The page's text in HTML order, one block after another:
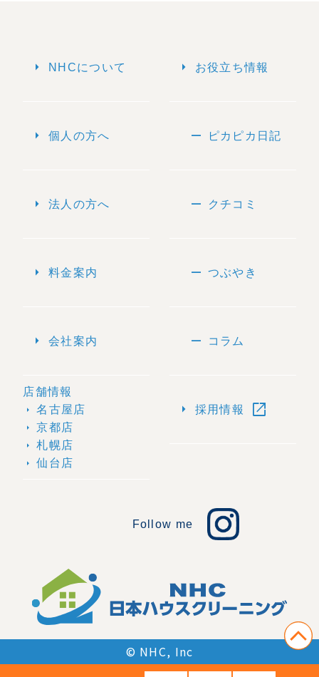
arrow_right NHCについて
arrow_right 個人の方へ
arrow_right 法人の方へ
arrow_right 料金案内
arrow_right 会社案内
店舗情報
arrow_right 名古屋店
arrow_right 京都店
arrow_right 札幌店
arrow_right 仙台店
arrow_right お役立ち情報
remove ピカピカ日記
remove クチコミ
remove つぶやき
remove コラム
arrow_right 採用情報 open_in_new
Follow me
© NHC, Inc